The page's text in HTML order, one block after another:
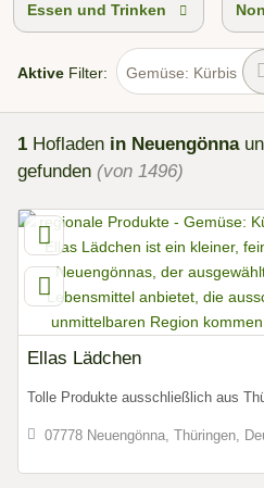
Essen und Trinken
Aktive Filter: Gemüse: Kürbis
1 Hofladen in Neuengönna
gefunden (von 1496)
Ellas Lädchen
Tolle Produkte ausschließlich aus
07778 Neuengönna, Thüringen,